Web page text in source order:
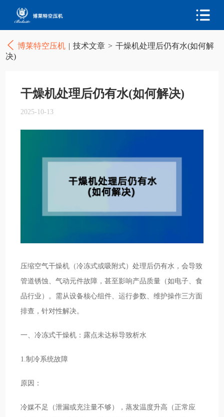
博莱特空压机 | 技术文章 > 干燥机处理后仍有水(如何解
决)
干燥机处理后仍有水(如何解决)
2025-10-13
压缩空气干燥机（冷冻式或吸附式）处理后仍有水，会导致
管道锈蚀、气动元件故障，甚至影响产品质量（如电子、食
品行业）。需从设备核心组件、运行参数、维护操作三方面
排查，针对性解决。
一、冷冻式干燥机：露点未达标导致析水
1.制冷系统故障
原因：
冷媒不足（泄漏或充注量不够），蒸发温度升高（正常应